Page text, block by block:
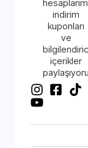
indirim
kuponları
ve
içerikler